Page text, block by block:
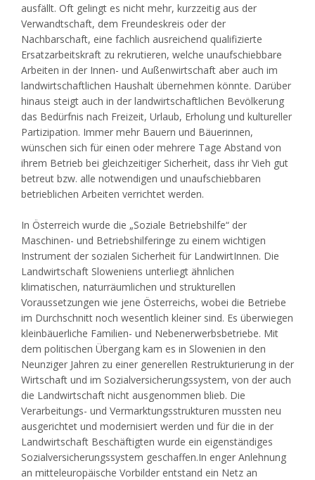
ausfällt. Oft gelingt es nicht mehr, kurzzeitig aus der
Verwandtschaft, dem Freundeskreis oder der
Nachbarschaft, eine fachlich ausreichend qualifizierte
Ersatzarbeitskraft zu rekrutieren, welche unaufschiebbare
Arbeiten in der Innen- und Außenwirtschaft aber auch im
landwirtschaftlichen Haushalt übernehmen könnte. Darüber
hinaus steigt auch in der landwirtschaftlichen Bevölkerung
das Bedürfnis nach Freizeit, Urlaub, Erholung und kultureller
Partizipation. Immer mehr Bauern und Bäuerinnen,
wünschen sich für einen oder mehrere Tage Abstand von
ihrem Betrieb bei gleichzeitiger Sicherheit, dass ihr Vieh gut
betreut bzw. alle notwendigen und unaufschiebbaren
betrieblichen Arbeiten verrichtet werden.
In Österreich wurde die „Soziale Betriebshilfe“ der
Maschinen- und Betriebshilferinge zu einem wichtigen
Instrument der sozialen Sicherheit für LandwirtInnen. Die
Landwirtschaft Sloweniens unterliegt ähnlichen
klimatischen, naturräumlichen und strukturellen
Voraussetzungen wie jene Österreichs, wobei die Betriebe
im Durchschnitt noch wesentlich kleiner sind. Es überwiegen
kleinbäuerliche Familien- und Nebenerwerbsbetriebe. Mit
dem politischen Übergang kam es in Slowenien in den
Neunziger Jahren zu einer generellen Restrukturierung in der
Wirtschaft und im Sozialversicherungssystem, von der auch
die Landwirtschaft nicht ausgenommen blieb. Die
Verarbeitungs- und Vermarktungsstrukturen mussten neu
ausgerichtet und modernisiert werden und für die in der
Landwirtschaft Beschäftigten wurde ein eigenständiges
Sozialversicherungssystem geschaffen.In enger Anlehnung
an mitteleuropäische Vorbilder entstand ein Netz an